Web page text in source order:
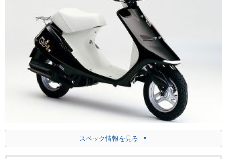
スペック情報を見る